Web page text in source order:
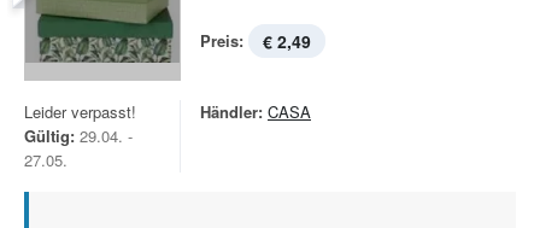
Preis: € 2,49
Leider verpasst!
Gültig: 29.04. -
27.05.
Händler: CASA